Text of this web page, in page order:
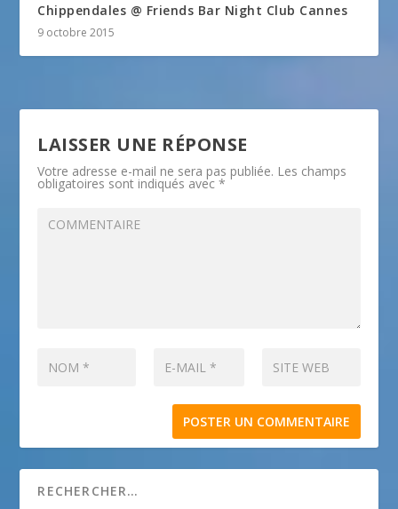
Chippendales @ Friends Bar Night Club Cannes
9 octobre 2015
LAISSER UNE RÉPONSE
Votre adresse e-mail ne sera pas publiée. Les champs
obligatoires sont indiqués avec*